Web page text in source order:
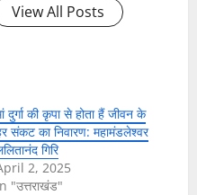
View All Posts
दुर्गा की कृपा से होता हैं जीवन के
संकट का निवारण: महामंडलेश्वर
गिरि
2, 2025
"उत्तराखंड"